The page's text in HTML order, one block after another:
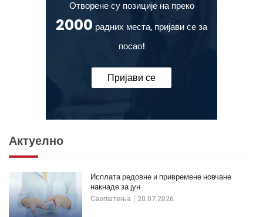
Отворене су позиције на преко
2000 радних места, пријави се за
посао!
Пријави се
Актуелно
Саопштења 20.07.2026.
Исплата редовне и привремене новчане
накнаде за јун